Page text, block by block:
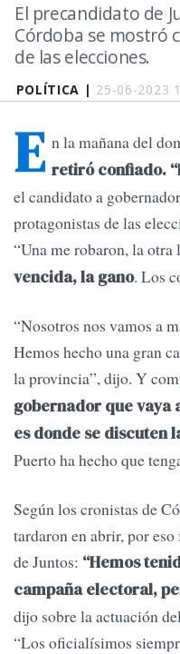
POLÍTICA | 25-06-2023
El precandidato de
Córdoba se mostró
de las elecciones.
E n la mañana del
retiró confiado.
el candidato a
protagonistas de las
“Una me robaron, la otra
vencida, la gano. Los
“Nosotros nos vamos a
Hemos hecho una gran
la provincia”, dijo. Y
gobernador que vaya
es donde se discuten
Puerto ha hecho que
Según los cronistas de
tardaron en abrir, por
de Juntos: “Hemos
campaña electoral,
dijo sobre la actuación
“Los oficialísimos